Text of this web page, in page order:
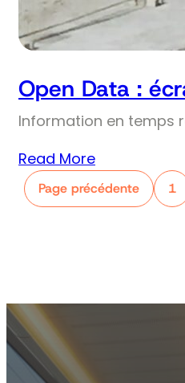
Open Data :
Information en temps
Read More
Page précédente 1